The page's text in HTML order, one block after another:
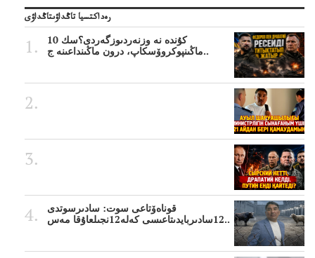
رەداكتسيا تاڭداۋىتاڭداۋى
10 كۇندە نە وزنەردىوزگەردى؟سك
ماڭىنپوكروۆسكاپ، درون ماڭىنداعىنە ج..
قوناەۆتاعى سوت: سادىرسوتدى
12سادىربايدىتاعىسى كەلە12نجىلعاۇقا مەس..